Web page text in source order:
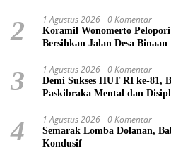
2 1 Agustus 2026 0 Komentar
Koramil Wonomerto
Bersihkan Jalan Desa Binaan
3 1 Agustus 2026 0 Komentar
Demi Sukses HUT RI ke-81,
Paskibraka Mental dan
4 1 Agustus 2026 0 Komentar
Semarak Lomba Dolanan,
Kondusif